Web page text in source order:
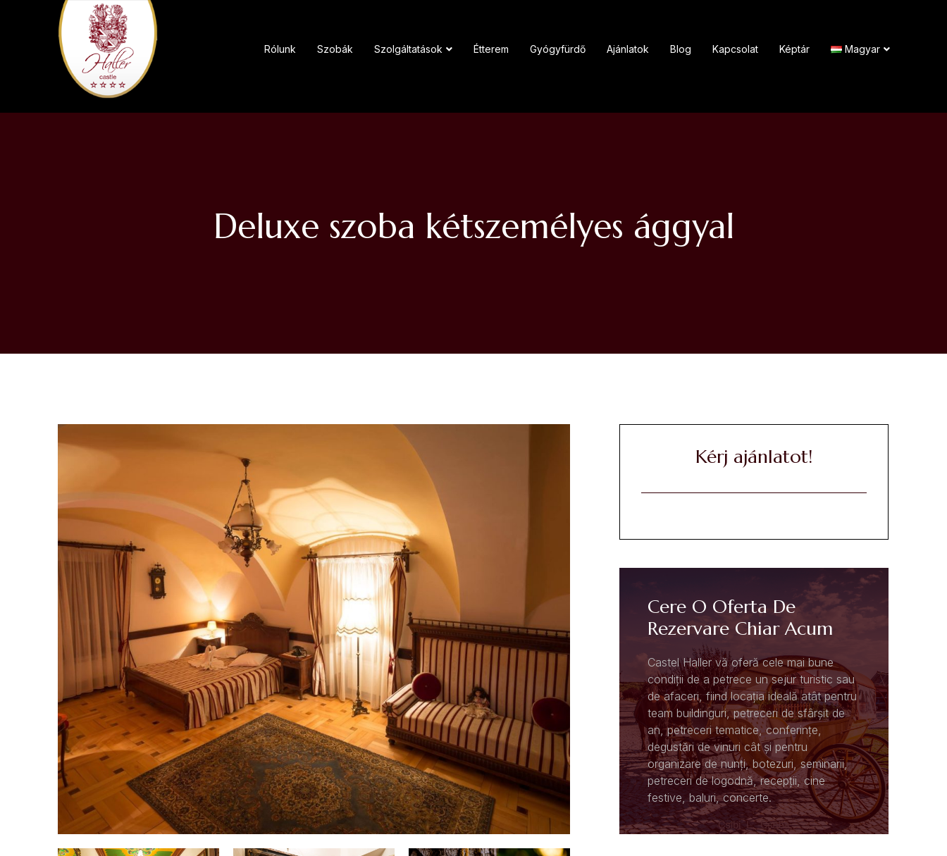
Rólunk Szobák Szolgáltatások Étterem Gyógyfürdő Ajánlatok Blog Kapcsolat Képtár Magyar
Deluxe szoba kétszemélyes ággyal
Kérj ajánlatot!
Cere O Oferta De
Rezervare Chiar Acum
Castel Haller vă oferă cele mai bune
condiții de a petrece un sejur turistic sau
de afaceri, fiind locația ideală atât pentru
team buildinguri, petreceri de sfârșit de
an, petreceri tematice, conferințe,
degustări de vinuri cât și pentru
organizare de nunți, botezuri, seminarii,
petreceri de logodnă, recepții, cine
festive, baluri, concerte.